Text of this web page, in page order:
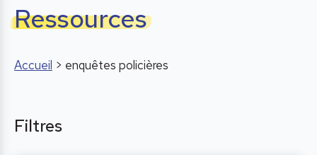
Ressources
Accueil > enquêtes policières
Filtres